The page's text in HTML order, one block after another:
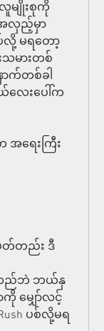
မျိုးစုကို
လှည့်မှာ
မရတော့
မားတစ်
က်တစ်ခါ
ေးပေါ်က
ရေးကြီး
တ်တည်း ဒီ
တည်ဘဲ ဘယ်နှ
မျှော်လင့်
ပစ်လို့မရ